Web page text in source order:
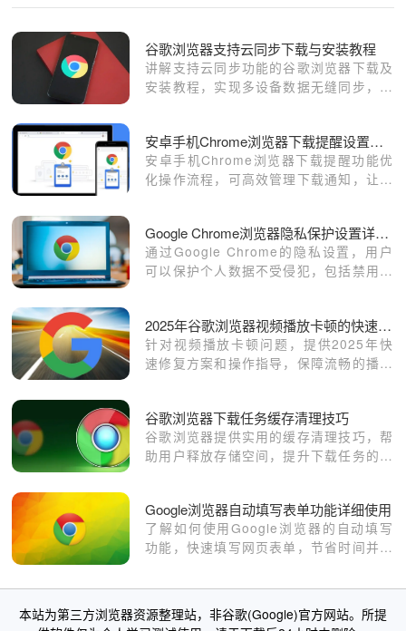
谷歌浏览器支持云同步下载与安装教程
讲解支持云同步功能的谷歌浏览器下载及
安装教程，实现多设备数据无缝同步，方
安卓手机Chrome浏览器下载提醒设置与操作经验
安卓手机Chrome浏览器下载提醒功能优
化操作流程，可高效管理下载通知，让用
Google Chrome浏览器隐私保护设置详细教程
通过Google Chrome的隐私设置，用户
可以保护个人数据不受侵犯，包括禁用跟
2025年谷歌浏览器视频播放卡顿的快速修复方案
针对视频播放卡顿问题，提供2025年快
速修复方案和操作指导，保障流畅的播放
谷歌浏览器下载任务缓存清理技巧
谷歌浏览器提供实用的缓存清理技巧，帮
助用户释放存储空间，提升下载任务的执
Google浏览器自动填写表单功能详细使用
了解如何使用Google浏览器的自动填写
功能，快速填写网页表单，节省时间并提
本站为第三方浏览器资源整理站，非谷歌(Google)官方网站。所提